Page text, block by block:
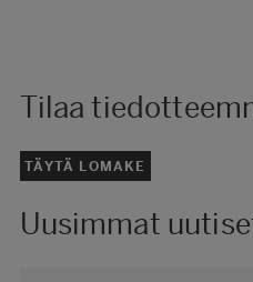
Tilaa
TÄYTÄ LOMAKE
Uusimmat